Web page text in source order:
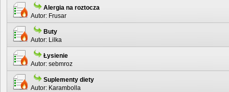
Alergia na roztocza
Autor: Frusar
Buty
Autor: Lilka
Łysienie
Autor: sebmroz
Suplementy diety
Autor: Karambolla